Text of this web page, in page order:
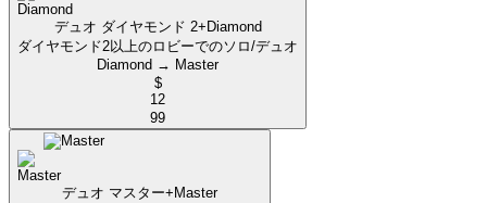
デュオ ダイヤモンド 2+ Diamond
ダイヤモンド2以上のロビーでのソロ/デュオ
Diamond → Master
$
12
99
デュオ マスター+ Master